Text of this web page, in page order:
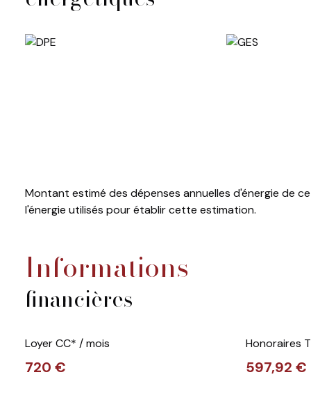
Montant estimé des dépenses annuelles d'énergie de
l'énergie utilisés pour établir cette estimation.
informations
financières
Loyer CC* / mois
720 €
Honoraires
597,92 €